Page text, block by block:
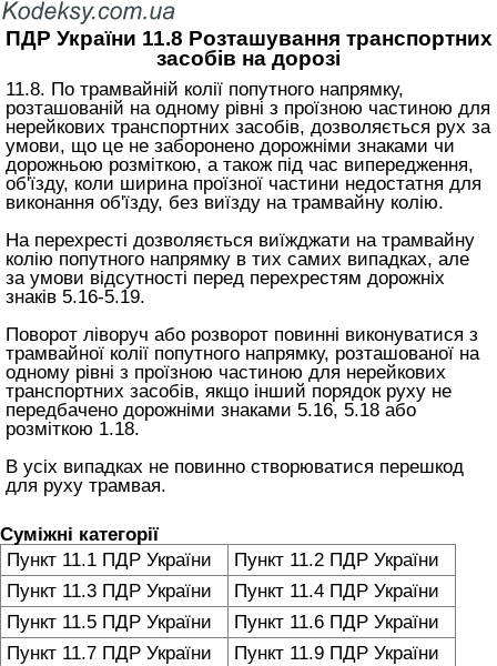
ПДР України 11.8 Розташування транспортних
засобів на дорозі
11.8. По трамвайній колії попутного напрямку,
розташованій на одному рівні з проїзною частиною для
нерейкових транспортних засобів, дозволяється рух за
умови, що це не заборонено дорожніми знаками чи
дорожньою розміткою, а також під час випередження,
об'їзду, коли ширина проїзної частини недостатня для
виконання об'їзду, без виїзду на трамвайну колію.
На перехресті дозволяється виїжджати на трамвайну
колію попутного напрямку в тих самих випадках, але
за умови відсутності перед перехрестям дорожніх
знаків 5.16-5.19.
Поворот ліворуч або розворот повинні виконуватися з
трамвайної колії попутного напрямку, розташованої на
одному рівні з проїзною частиною для нерейкових
транспортних засобів, якщо інший порядок руху не
передбачено дорожніми знаками 5.16, 5.18 або
розміткою 1.18.
В усіх випадках не повинно створюватися перешкод
для руху трамвая.
Суміжні категорії
Пункт 11.1 ПДР України
Пункт 11.2 ПДР України
Пункт 11.3 ПДР України
Пункт 11.4 ПДР України
Пункт 11.5 ПДР України
Пункт 11.6 ПДР України
Пункт 11.7 ПДР України
Пункт 11.9 ПДР України